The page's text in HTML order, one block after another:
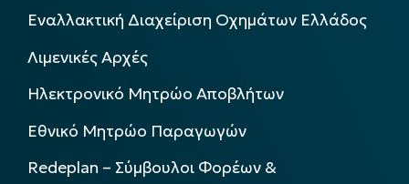
Εναλλακτική Διαχείριση Οχημάτων Ελλάδος
Λιμενικές Αρχές
Ηλεκτρονικό Μητρώο Αποβλήτων
Εθνικό Μητρώο Παραγωγών
Redeplan – Σύμβουλοι Φορέων &